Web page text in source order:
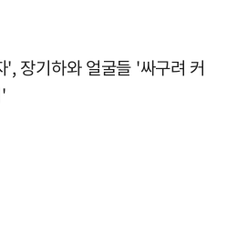
장기하와 얼굴들 '싸구려 커
'